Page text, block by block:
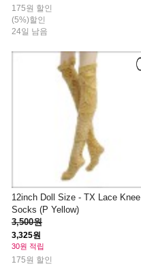
175원 할인
(5%)할인
24일 남음
12inch Doll Size - TX Lace Knee
Socks (P Yellow)
3,500원
3,325원
30원 적립
175원 할인